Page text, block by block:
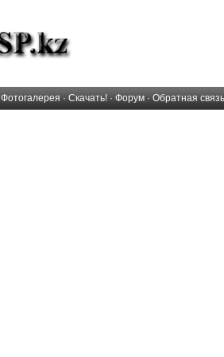
Фотогалерея · Скачать! · Форум · Обратная связь